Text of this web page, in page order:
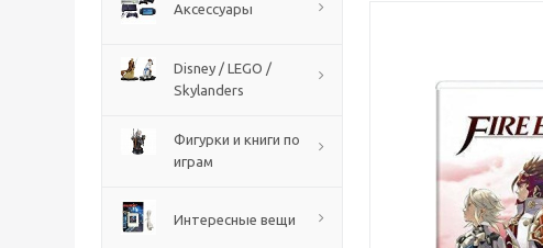
Аксессуары
Disney / LEGO /
Skylanders
Фигурки и книги по
играм
Интересные вещи
The Blood of Dawnwalker